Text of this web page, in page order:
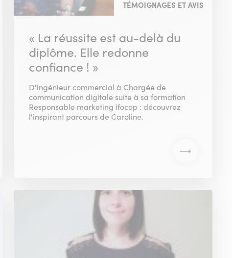
TÉMOIGNAGES ET AVIS
« La réussite est au-delà du
diplôme. Elle redonne
confiance ! »
D'ingénieur commercial à Chargée de
communication digitale suite à sa formation
Responsable marketing ifocop : découvrez
l'inspirant parcours de Caroline.